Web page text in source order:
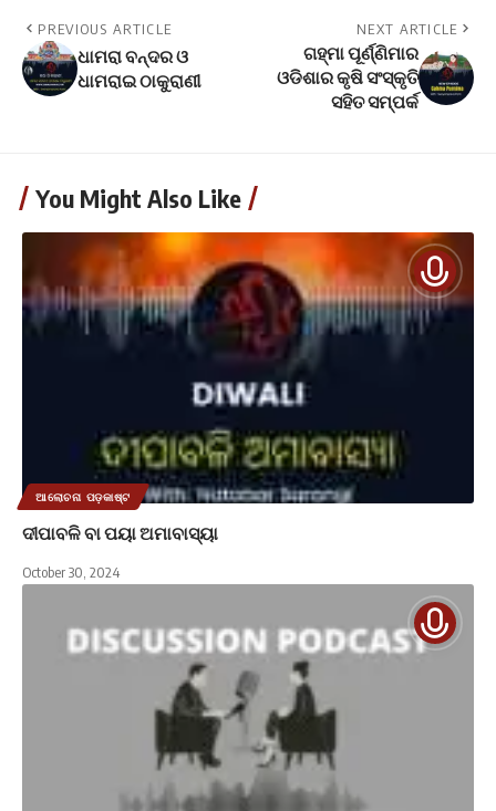
PREVIOUS ARTICLE
ଧାମରା ବନ୍ଦର ଓ
ଧାମରାଇ ଠାକୁରାଣୀ
NEXT ARTICLE
ଗହ୍ମା ପୂର୍ଣ୍ଣିମାର
ଓଡିଶାର କୃଷି ସଂସ୍କୃତି
ସହିତ ସମ୍ପର୍କ
You Might Also Like
ଆଲୋଚନା ପଡ଼କାଷ୍ଟ
ଦୀପାବଳି ବା ପୟା ଅମାବାସ୍ୟା
October 30, 2024